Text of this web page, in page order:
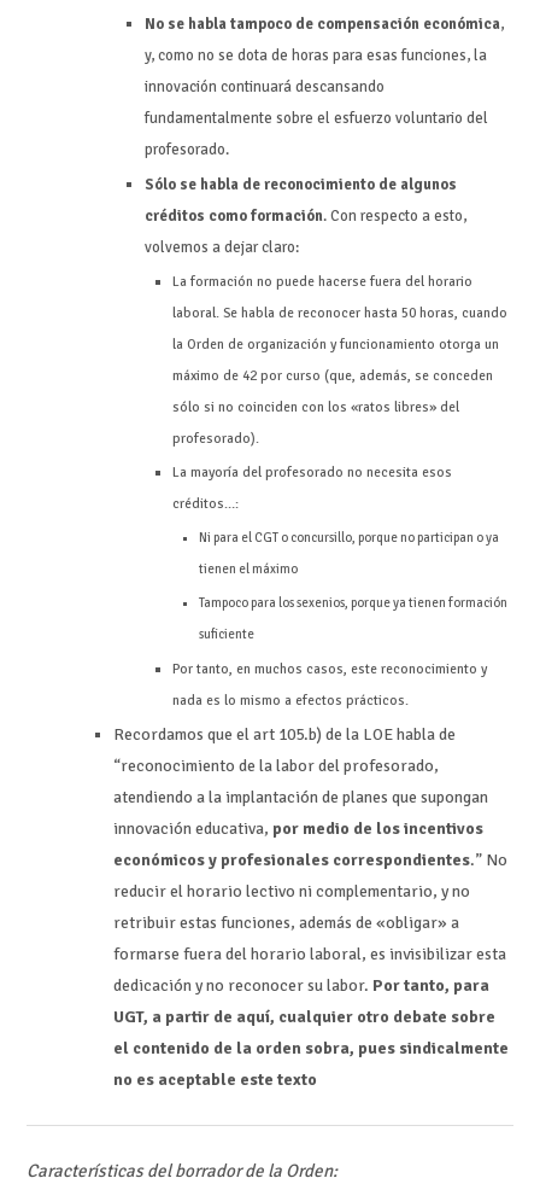
No se habla tampoco de compensación económica,
y, como no se dota de horas para esas funciones, la
innovación continuará descansando
fundamentalmente sobre el esfuerzo voluntario del
profesorado.
Sólo se habla de reconocimiento de algunos
créditos como formación. Con respecto a esto,
volvemos a dejar claro:
La formación no puede hacerse fuera del horario
laboral. Se habla de reconocer hasta 50 horas, cuando
la Orden de organización y funcionamiento otorga un
máximo de 42 por curso (que, además, se conceden
sólo si no coinciden con los «ratos libres» del
profesorado).
La mayoría del profesorado no necesita esos
créditos…:
Ni para el CGT o concursillo, porque no participan o ya
tienen el máximo
Tampoco para los sexenios, porque ya tienen formación
suficiente
Por tanto, en muchos casos, este reconocimiento y
nada es lo mismo a efectos prácticos.
Recordamos que el art 105.b) de la LOE habla de
“reconocimiento de la labor del profesorado,
atendiendo a la implantación de planes que supongan
innovación educativa, por medio de los incentivos
económicos y profesionales correspondientes.” No
reducir el horario lectivo ni complementario, y no
retribuir estas funciones, además de «obligar» a
formarse fuera del horario laboral, es invisibilizar esta
dedicación y no reconocer su labor. Por tanto, para
UGT, a partir de aquí, cualquier otro debate sobre
el contenido de la orden sobra, pues sindicalmente
no es aceptable este texto
Características del borrador de la Orden: